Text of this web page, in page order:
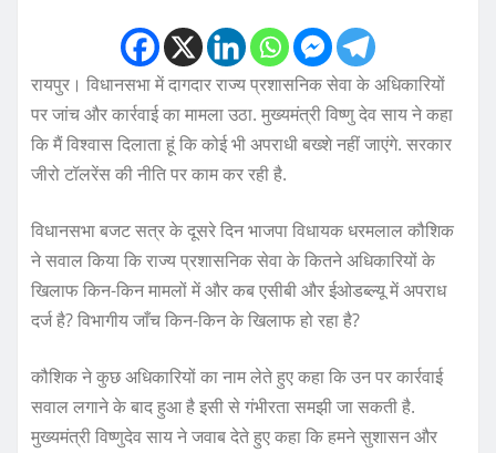
रायपुर। विधानसभा में दागदार राज्य प्रशासनिक सेवा के अधिकारियों
पर जांच और कार्रवाई का मामला उठा. मुख्यमंत्री विष्णु देव साय ने कहा
कि मैं विश्वास दिलाता हूं कि कोई भी अपराधी बख्शे नहीं जाएंगे. सरकार
जीरो टॉलरेंस की नीति पर काम कर रही है.
विधानसभा बजट सत्र के दूसरे दिन भाजपा विधायक धरमलाल कौशिक
ने सवाल किया कि राज्य प्रशासनिक सेवा के कितने अधिकारियों के
खिलाफ किन-किन मामलों में और कब एसीबी और ईओडब्ल्यू में अपराध
दर्ज है? विभागीय जाँच किन-किन के खिलाफ हो रहा है?
कौशिक ने कुछ अधिकारियों का नाम लेते हुए कहा कि उन पर कार्रवाई
सवाल लगाने के बाद हुआ है इसी से गंभीरता समझी जा सकती है.
मुख्यमंत्री विष्णुदेव साय ने जवाब देते हुए कहा कि हमने सुशासन और